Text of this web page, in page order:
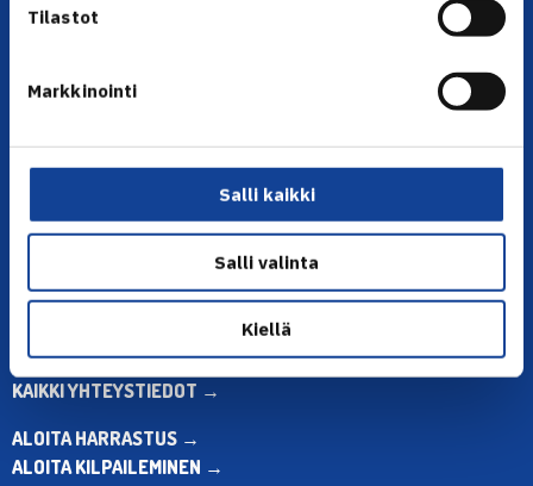
Tilastot
Markkinointi
Salli kaikki
Salli valinta
Kiellä
YHTEYSTIEDOT
Olympiastadion, Paavo Nurmen tie 1, 00250 Helsinki
Puh. 010 574 3959
ma-pe klo 10.00-12.00
sähköpostitse: toimisto@tennis.fi
KAIKKI YHTEYSTIEDOT →
ALOITA HARRASTUS →
ALOITA KILPAILEMINEN →